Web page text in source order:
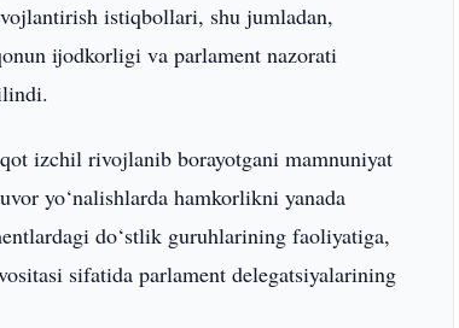
istiqbollari, shu jumladan,
ijodkorligi va parlament nazorati
izchil rivojlanib borayotgani mamnuniyat
yo‘nalishlarda hamkorlikni yanada
do‘stlik guruhlarining faoliyatiga,
sifatida parlament delegatsiyalarining